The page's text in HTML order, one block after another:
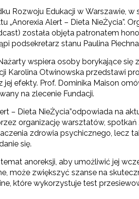
Rozwoju Edukacji w Warszawie,
„Anorexia Alert – Dieta NieŻycia”.
została objęta patronatem
podsekretarz stanu Paulina
wspiera osoby borykające
Karolina Otwinowska przedstawi
jej efekty. Prof. Dominika Maison
na zlecenie Fundacji.
– Dieta NieŻycia”odpowiada na
organizację warsztatów,
zdrowia psychicznego, lecz
się.
anoreksji, aby umożliwić jej
może zwiększyć szanse na
które wykorzystuje test